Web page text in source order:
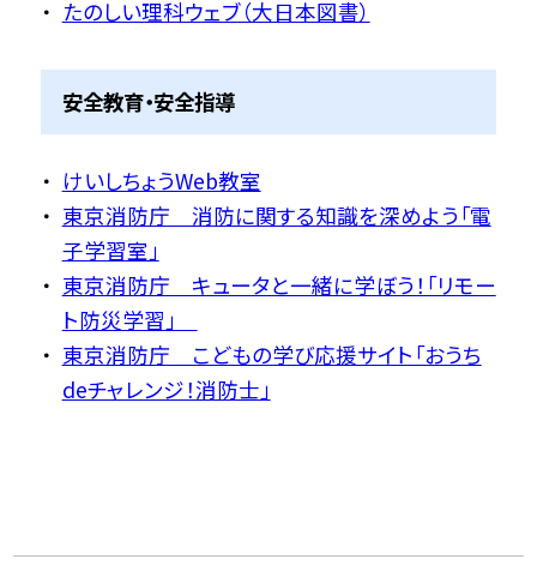
たのしい理科ウェブ（大日本図書）
安全教育・安全指導
けいしちょうWeb教室
東京消防庁 消防に関する知識を深めよう「電
子学習室」
東京消防庁 キュータと一緒に学ぼう！「リモー
ト防災学習」
東京消防庁 こどもの学び応援サイト「おうち
deチャレンジ！消防士」